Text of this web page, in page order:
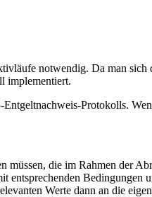
notwendig. Da man
implementiert.
Protokolls.
die im Rahmen der
Bedingungen
Werte dann an die